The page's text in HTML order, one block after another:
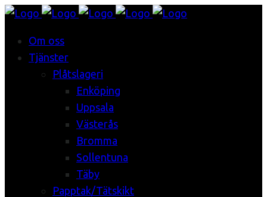
Om oss
Tjänster
Plåtslageri
Enköping
Uppsala
Västerås
Bromma
Sollentuna
Täby
Papptak/Tätskikt